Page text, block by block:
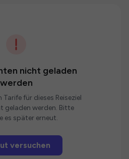
nicht geladen
werden
für dieses Reiseziel
geladen werden. Bitte
es später erneut.
versuchen